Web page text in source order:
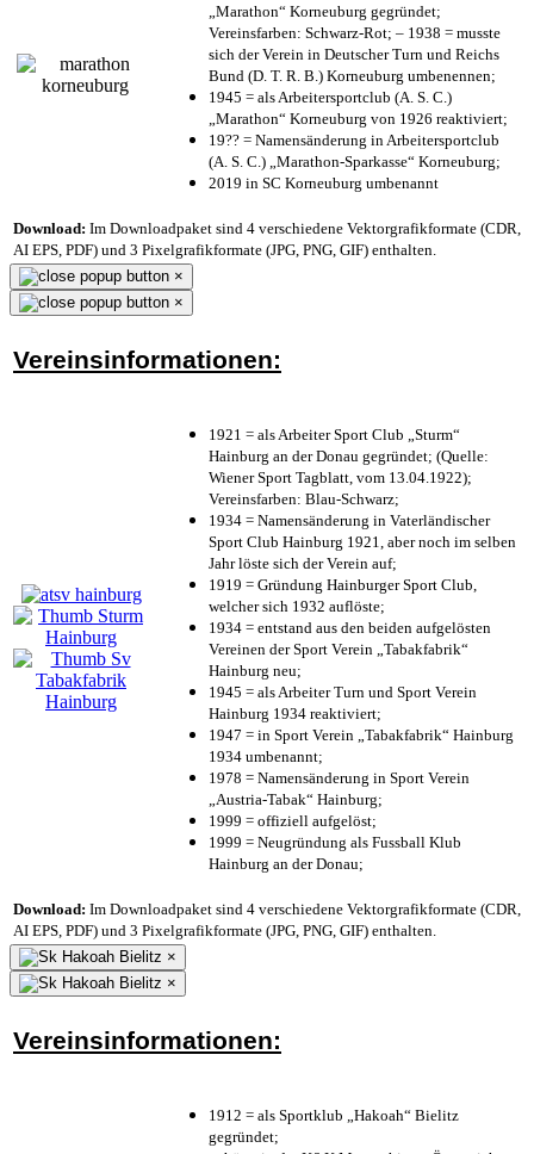
„Marathon“ Korneuburg gegründet;
Vereinsfarben: Schwarz-Rot; – 1938 = musste
sich der Verein in Deutscher Turn und Reichs
Bund (D. T. R. B.) Korneuburg umbenennen;
1945 = als Arbeitersportclub (A. S. C.)
„Marathon“ Korneuburg von 1926 reaktiviert;
19?? = Namensänderung in Arbeitersportclub
(A. S. C.) „Marathon-Sparkasse“ Korneuburg;
2019 in SC Korneuburg umbenannt
Download: Im Downloadpaket sind 4 verschiedene Vektorgrafikformate (CDR,
AI EPS, PDF) und 3 Pixelgrafikformate (JPG, PNG, GIF) enthalten.
×
×
Vereinsinformationen:
1921 = als Arbeiter Sport Club „Sturm“
Hainburg an der Donau gegründet; (Quelle:
Wiener Sport Tagblatt, vom 13.04.1922);
Vereinsfarben: Blau-Schwarz;
1934 = Namensänderung in Vaterländischer
Sport Club Hainburg 1921, aber noch im selben
Jahr löste sich der Verein auf;
1919 = Gründung Hainburger Sport Club,
welcher sich 1932 auflöste;
1934 = entstand aus den beiden aufgelösten
Vereinen der Sport Verein „Tabakfabrik“
Hainburg neu;
1945 = als Arbeiter Turn und Sport Verein
Hainburg 1934 reaktiviert;
1947 = in Sport Verein „Tabakfabrik“ Hainburg
1934 umbenannt;
1978 = Namensänderung in Sport Verein
„Austria-Tabak“ Hainburg;
1999 = offiziell aufgelöst;
1999 = Neugründung als Fussball Klub
Hainburg an der Donau;
Download: Im Downloadpaket sind 4 verschiedene Vektorgrafikformate (CDR,
AI EPS, PDF) und 3 Pixelgrafikformate (JPG, PNG, GIF) enthalten.
×
×
Vereinsinformationen:
1912 = als Sportklub „Hakoah“ Bielitz
gegründet;